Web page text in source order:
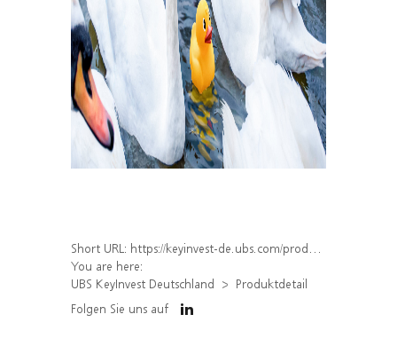
Short URL: https://keyinvest-de.ubs.com/produkt/detail/index/isin/DE000WA2Z7X4
You are here:
UBS KeyInvest Deutschland
Produktdetail
Folgen Sie uns auf